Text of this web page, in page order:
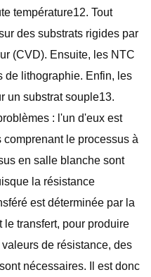
température12. Tout
des substrats rigides par
(CVD). Ensuite, les NTC
de lithographie. Enfin, les
un substrat souple13.
: l'un d'eux est
le processus à
en salle blanche sont
la résistance
est déterminée par la
transfert, pour produire
de résistance, des
nécessaires. Il est donc